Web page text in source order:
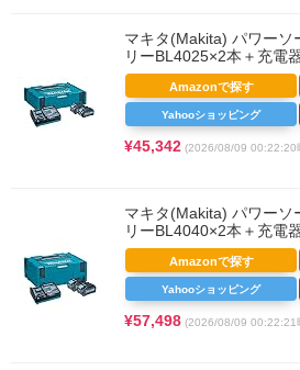
マキタ(Makita) パワーソ
リーBL4025×2本＋充電
¥45,342 (2026/08/09 00:22:20
Amazonで探す
Yahooショッピング
マキタ(Makita) パワーソ
リーBL4040×2本＋充電
¥57,498 (2026/08/09 00:22:21
Amazonで探す
Yahooショッピング